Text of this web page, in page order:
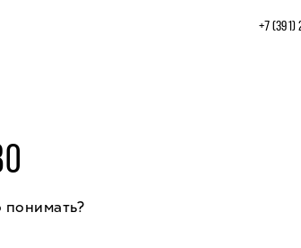
+7 (391)
понимать?